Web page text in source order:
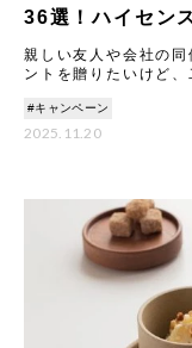
36選！ハイセン
親しい友人や会社の
ントを贈りたいけど
め
#キャンペーン
2025.11.20